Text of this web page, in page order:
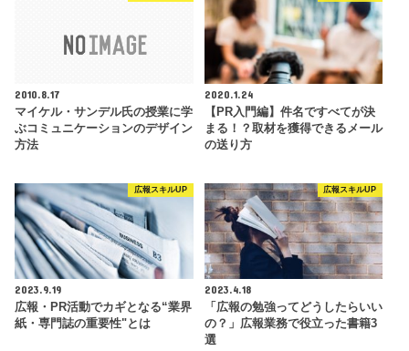
2010.8.17
マイケル・サンデル氏の授業に学
ぶコミュニケーションのデザイン
方法
2020.1.24
【PR入門編】件名ですべてが決
まる！？取材を獲得できるメール
の送り方
広報スキルUP
2023.9.19
広報・PR活動でカギとなる“業界
紙・専門誌の重要性"とは
広報スキルUP
2023.4.18
「広報の勉強ってどうしたらいい
の？」広報業務で役立った書籍3
選